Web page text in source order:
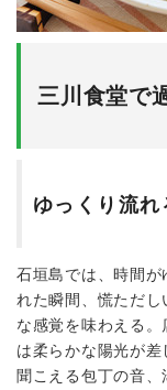
三川食堂で
ゆっくり流
石垣島では、時間が
れた瞬間、慌ただし
な感覚を味わえる
は柔らかな陽光が
聞こえる包丁の音